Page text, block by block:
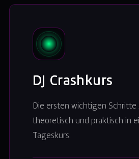
DJ Crashkurs
Die ersten wichtigen Schritte
theoretisch und praktisch in
Tageskurs.